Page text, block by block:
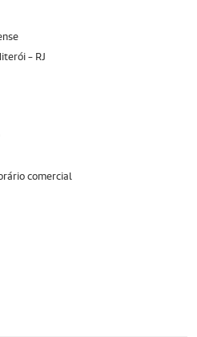
- RJ
comercial